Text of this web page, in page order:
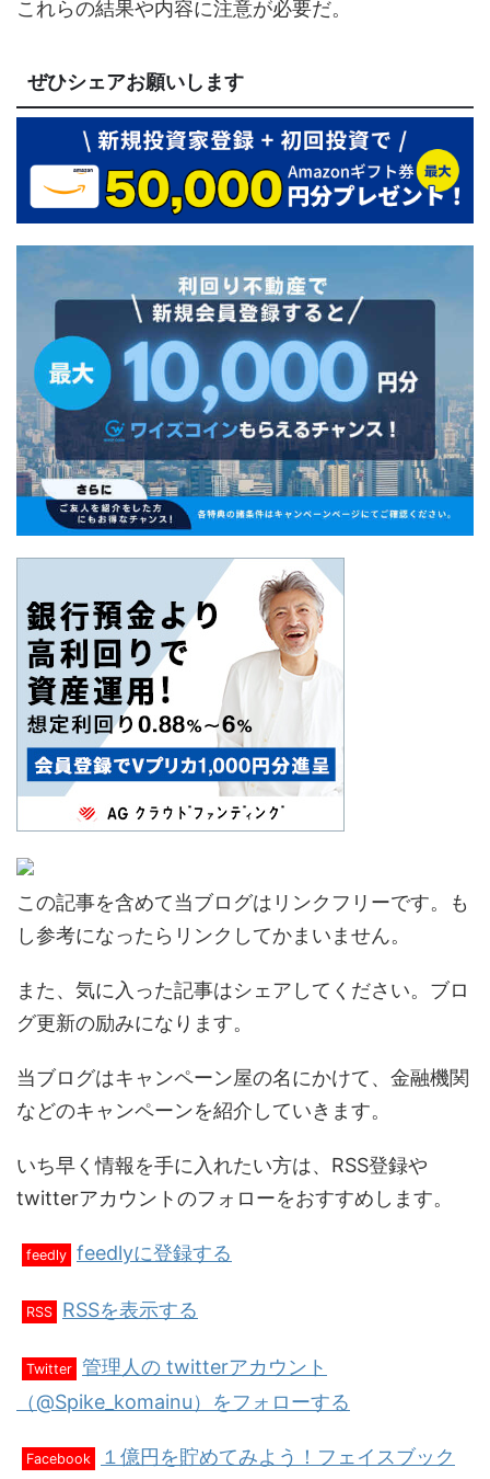
これらの結果や内容に注意が必要だ。
ぜひシェアお願いします
この記事を含めて当ブログはリンクフリーです。も
し参考になったらリンクしてかまいません。
また、気に入った記事はシェアしてください。ブロ
グ更新の励みになります。
当ブログはキャンペーン屋の名にかけて、金融機関
などのキャンペーンを紹介していきます。
いち早く情報を手に入れたい方は、RSS登録や
twitterアカウントのフォローをおすすめします。
feedly feedlyに登録する
RSS RSSを表示する
Twitter 管理人の twitterアカウント
（@Spike_komainu）をフォローする
Facebook １億円を貯めてみよう！フェイスブック